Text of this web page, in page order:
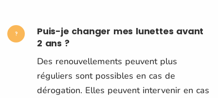
Puis-je changer mes lunettes avant
2 ans ?
Des renouvellements peuvent plus
réguliers sont possibles en cas de
dérogation. Elles peuvent intervenir en cas